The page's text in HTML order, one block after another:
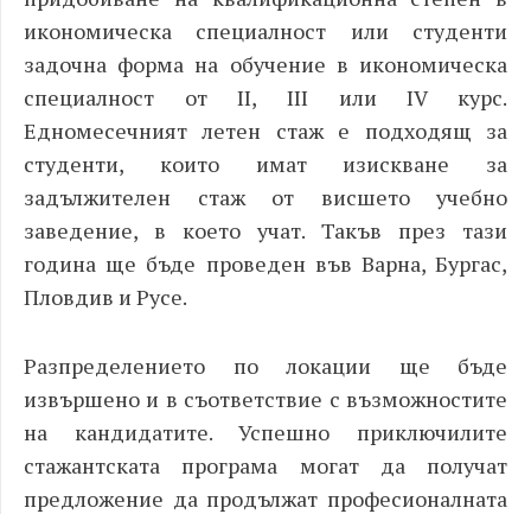
икономическа специалност или студенти
задочна форма на обучение в икономическа
специалност от II, III или IV курс.
Едномесечният летен стаж е подходящ за
студенти, които имат изискване за
задължителен стаж от висшето учебно
заведение, в което учат. Такъв през тази
година ще бъде проведен във Варна, Бургас,
Пловдив и Русе.
Разпределението по локации ще бъде
извършено и в съответствие с възможностите
на кандидатите.Успешно приключилите
стажантската програма могат да получат
предложение да продължат професионалната